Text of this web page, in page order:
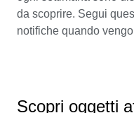
da scoprire. Segui
notifiche quando
Scopri oggetti